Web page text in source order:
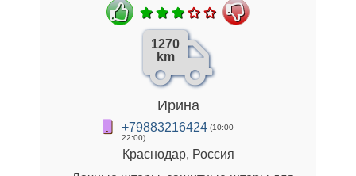
1270
km
Ирина
+79883216424 (10:00-
22:00)
Краснодар, Россия